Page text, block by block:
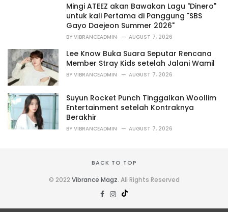
Mingi ATEEZ akan Bawakan Lagu "Dinero"
untuk kali Pertama di Panggung "SBS
Gayo Daejeon Summer 2026"
BY VIBRANCEADMIN AUGUST 7, 2026
Lee Know Buka Suara Seputar Rencana
Member Stray Kids setelah Jalani Wamil
BY VIBRANCEADMIN AUGUST 7, 2026
Suyun Rocket Punch Tinggalkan Woollim
Entertainment setelah Kontraknya
Berakhir
BY VIBRANCEADMIN AUGUST 7, 2026
BACK TO TOP
© 2022 Vibrance Magz. All Rights Reserved